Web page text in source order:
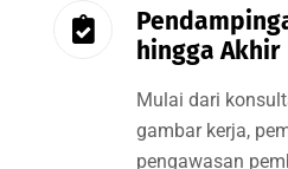
hingga Akhir
Mulai dari
gambar kerja,
pengawasan